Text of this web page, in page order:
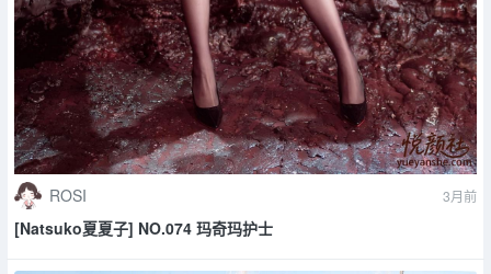
ROSI 3月前
[Natsuko夏夏子] NO.074 玛奇玛护士